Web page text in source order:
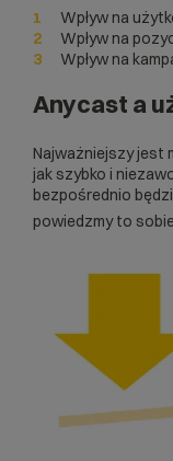
Wpływ na
Wpływ na
Wpływ na
Anycast a
Najważniejszy jest
jak szybko i
bezpośrednio
powiedzmy to